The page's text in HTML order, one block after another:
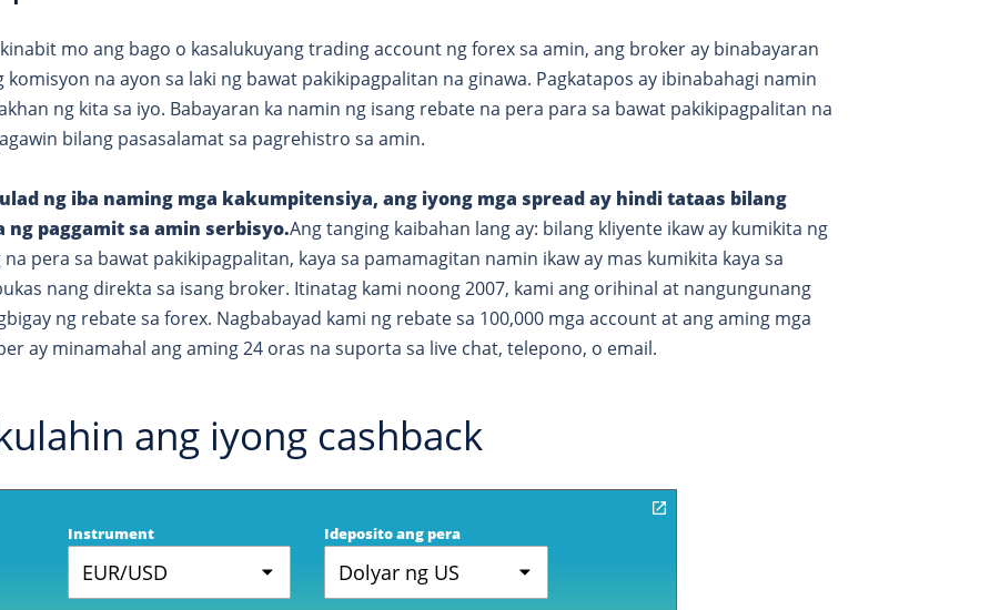
mo ang bago o kasalukuyang trading account ng forex sa amin, ang broker ay binabayaran
komisyon na ayon sa laki ng bawat pakikipagpalitan na ginawa. Pagkatapos ay ibinabahagi namin
ng kita sa iyo. Babayaran ka namin ng isang rebate na pera para sa bawat pakikipagpalitan na
bilang pasasalamat sa pagrehistro sa amin.
ng iba naming mga kakumpitensiya, ang iyong mga spread ay hindi tataas bilang
ng paggamit sa amin serbisyo.Ang tanging kaibahan lang ay: bilang kliyente ikaw ay kumikita ng
na pera sa bawat pakikipagpalitan, kaya sa pamamagitan namin ikaw ay mas kumikita kaya sa
nang direkta sa isang broker. Itinatag kami noong 2007, kami ang orihinal at nangungunang
ng rebate sa forex. Nagbabayad kami ng rebate sa 100,000 mga account at ang aming mga
ay minamahal ang aming 24 oras na suporta sa live chat, telepono, o email.
ang iyong cashback
Instrument
EUR/USD
Ideposito ang pera
Dolyar ng US